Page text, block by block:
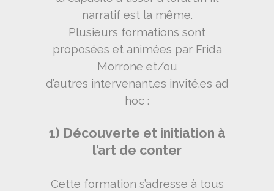
narratif est la même.
Plusieurs formations sont
proposées et animées par Frida
Morrone et/ou
d’autres intervenant.es invité.es ad
hoc :
1) Découverte et initiation à
l’art de conter
Cette formation s’adresse à tous